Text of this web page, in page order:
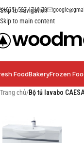
Skip to navigation
Skip to main content
(+035) 527-1710-70
FoodBakeryFrozen
Trang chủ/Bộ tủ lavabo